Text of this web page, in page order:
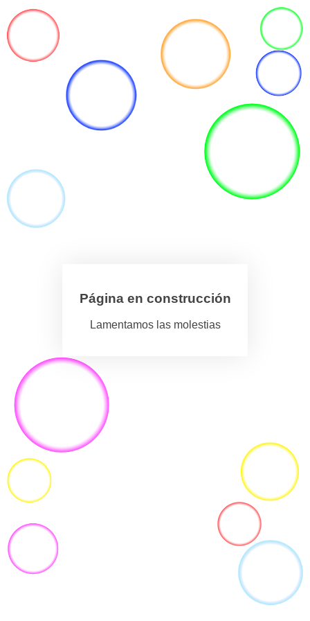
Página en construcción
Lamentamos las molestias